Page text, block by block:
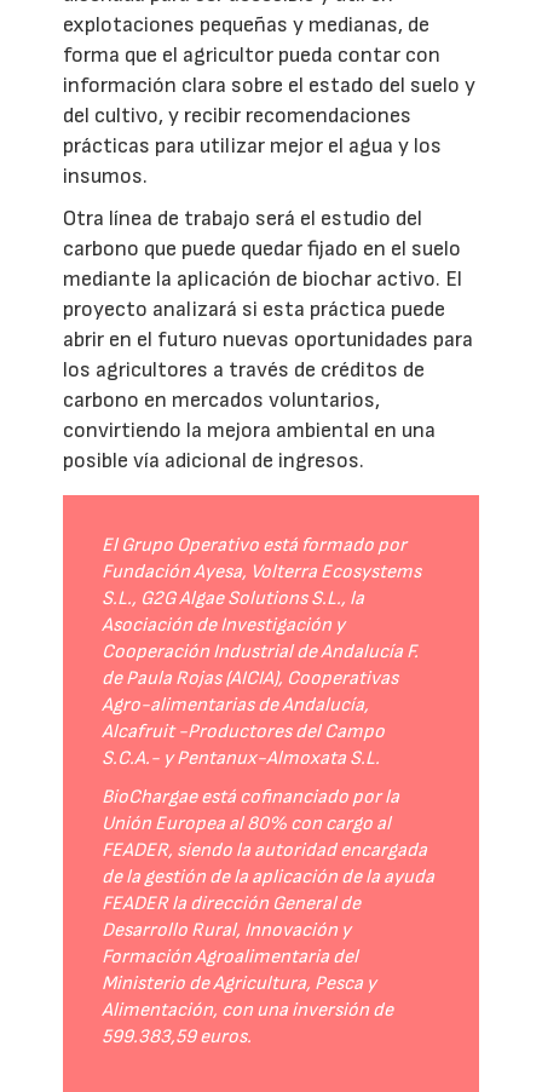
explotaciones pequeñas y medianas, de
forma que el agricultor pueda contar con
información clara sobre el estado del suelo y
del cultivo, y recibir recomendaciones
prácticas para utilizar mejor el agua y los
insumos.
Otra línea de trabajo será el estudio del
carbono que puede quedar fijado en el suelo
mediante la aplicación de biochar activo. El
proyecto analizará si esta práctica puede
abrir en el futuro nuevas oportunidades para
los agricultores a través de créditos de
carbono en mercados voluntarios,
convirtiendo la mejora ambiental en una
posible vía adicional de ingresos.
El Grupo Operativo está formado por
Fundación Ayesa, Volterra Ecosystems
S.L., G2G Algae Solutions S.L., la
Asociación de Investigación y
Cooperación Industrial de Andalucía F.
de Paula Rojas (AICIA), Cooperativas
Agro-alimentarias de Andalucía,
Alcafruit -Productores del Campo
S.C.A.- y Pentanux-Almoxata S.L.
BioChargae está cofinanciado por la
Unión Europea al 80% con cargo al
FEADER, siendo la autoridad encargada
de la gestión de la aplicación de la ayuda
FEADER la dirección General de
Desarrollo Rural, Innovación y
Formación Agroalimentaria del
Ministerio de Agricultura, Pesca y
Alimentación, con una inversión de
599.383,59 euros.